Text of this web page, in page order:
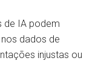
de IA podem
dados de
injustas ou